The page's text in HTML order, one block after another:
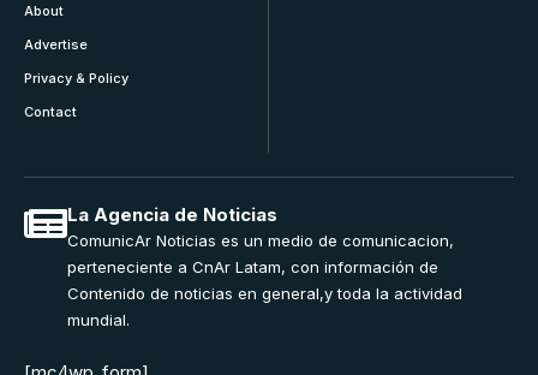
About
Advertise
Privacy & Policy
Contact
La Agencia de Noticias
ComunicAr Noticias es un medio de comunicacion,
perteneciente a CnAr Latam, con información de
Contenido de noticias en general,y toda la actividad
mundial.